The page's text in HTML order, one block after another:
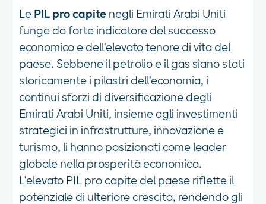
Le PIL pro capite negli Emirati Arabi Uniti
funge da forte indicatore del successo
economico e dell'elevato tenore di vita del
paese. Sebbene il petrolio e il gas siano stati
storicamente i pilastri dell'economia, i
continui sforzi di diversificazione degli
Emirati Arabi Uniti, insieme agli investimenti
strategici in infrastrutture, innovazione e
turismo, li hanno posizionati come leader
globale nella prosperità economica.
L'elevato PIL pro capite del paese riflette il
potenziale di ulteriore crescita, rendendo gli